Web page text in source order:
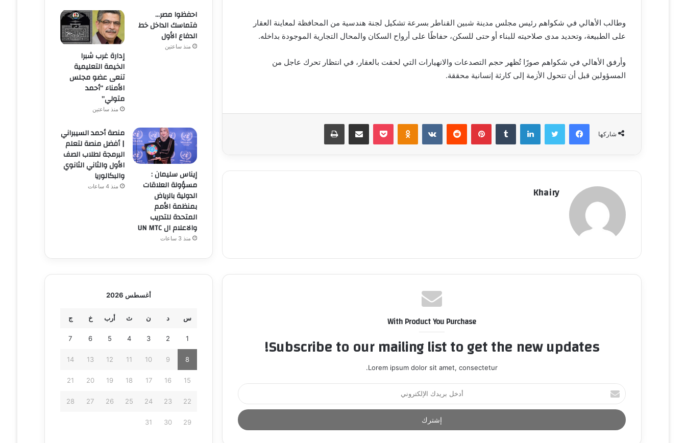
وطالب الأهالي في شكواهم رئيس مجلس مدينة شبين القناطر بسرعة تشكيل لجنة هندسية من المحافظة لمعاينة العقار
على الطبيعة، وتحديد مدى صلاحيته للبناء أو حتى للسكن، حفاظًا على أرواح السكان والمحال التجارية الموجودة بداخله.
وأرفق الأهالي في شكواهم صورًا تُظهر حجم التصدعات والانهيارات التي لحقت بالعقار، في انتظار تحرك عاجل من
المسؤولين قبل أن تتحول الأزمة إلى كارثة إنسانية محققة.
شاركها
فيسبوك تويتر لينكدإن ‏Tumblr بينتيريست ‏Reddit
‏VKontakte
Odnoklassniki بوكيت مشاركة عبر البريد طباعة
Khairy
With Product You Purchase
Subscribe to our mailing list to get the new updates!
Lorem ipsum dolor sit amet, consectetur.
أ
د
خ
ل
احفظوا مصر…
فتماسك الداخل خط
الدفاع الأول
منذ ساعتين
إدارة غرب شبرا
الخيمة التعليمية
تنعى عضو مجلس
الأمناء “أحمد
متولي”
منذ ساعتين
إيناس سليمان :
مسؤولة العلاقات
الدولية بالرياض
بمنظمة الأمم
المتحدة للتدريب
والاعلام ال UN MTC
منذ 3 ساعات
منصة أحمد السيبراني
| أفضل منصة لتعلم
البرمجة لطلاب الصف
الأول والثاني الثانوي
والبكالوريا
منذ 4 ساعات
أغسطس 2026
س د ن ث أرب خ ج
1
2
3
4
5
6
7
8
9
10
11
12
13
14
15
16
17
18
19
20
21
22
23
24
25
26
27
28
29
30
31